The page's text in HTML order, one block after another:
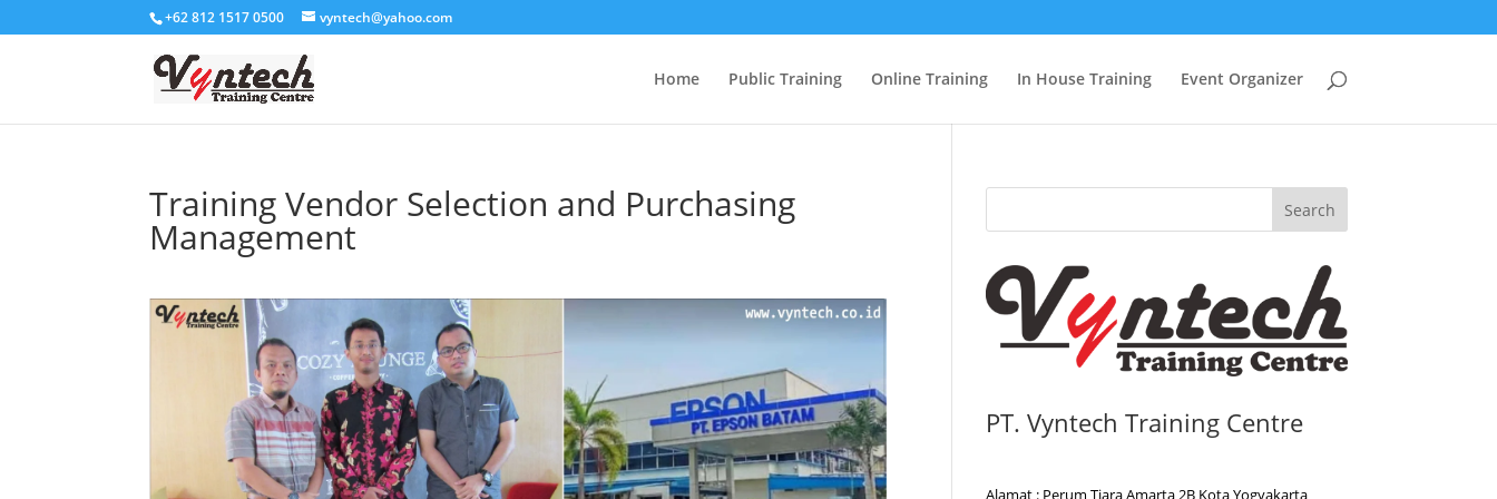
+62 812 1517 0500 vyntech@yahoo.com
Home Public Training Online Training In House Training Event Organizer
Training Vendor Selection and Purchasing
Management
Search
PT. Vyntech Training Centre
Alamat : Perum Tiara Amarta 2B Kota Yogyakarta